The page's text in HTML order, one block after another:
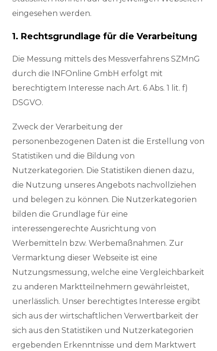
eingesehen werden.
1. Rechtsgrundlage für die Verarbeitung
Die Messung mittels des Messverfahrens SZMnG
durch die INFOnline GmbH erfolgt mit
berechtigtem Interesse nach Art. 6 Abs. 1 lit. f)
DSGVO.
Zweck der Verarbeitung der
personenbezogenen Daten ist die Erstellung von
Statistiken und die Bildung von
Nutzerkategorien. Die Statistiken dienen dazu,
die Nutzung unseres Angebots nachvollziehen
und belegen zu können. Die Nutzerkategorien
bilden die Grundlage für eine
interessengerechte Ausrichtung von
Werbemitteln bzw. Werbemaßnahmen. Zur
Vermarktung dieser Webseite ist eine
Nutzungsmessung, welche eine Vergleichbarkeit
zu anderen Marktteilnehmern gewährleistet,
unerlässlich. Unser berechtigtes Interesse ergibt
sich aus der wirtschaftlichen Verwertbarkeit der
sich aus den Statistiken und Nutzerkategorien
ergebenden Erkenntnisse und dem Marktwert